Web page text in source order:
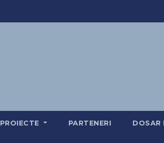
PROIECTE PARTENERI DOSAR